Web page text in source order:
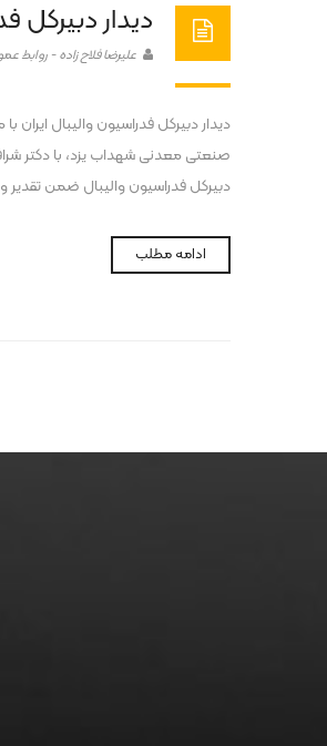
دیدار دبیرکل
علیرضا فلاح زاده - روابط
دیدار دبیرکل فدراسیون والیبال
صنعتی معدنی شهداب یزد، با دکتر
دبیرکل فدراسیون والیبال ضمن
ادامه مطلب